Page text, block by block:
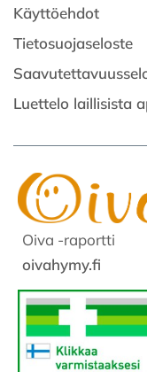
Käyttöehdot
Tietosuojaseloste
Luettelo laillisista
Oiva -raportti
oivahymy.fi